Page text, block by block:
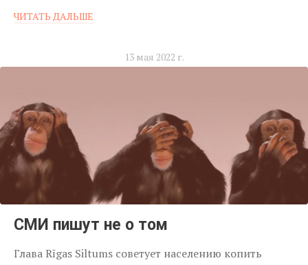
ЧИТАТЬ ДАЛЬШЕ
13 мая 2022 г.
СМИ пишут не о том
Глава Rīgas Siltums советует населению копить